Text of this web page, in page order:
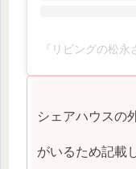
シェアハウスの
がいるため記載